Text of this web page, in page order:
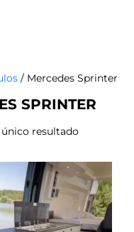
/ Mercedes Sprinter
SPRINTER
resultado